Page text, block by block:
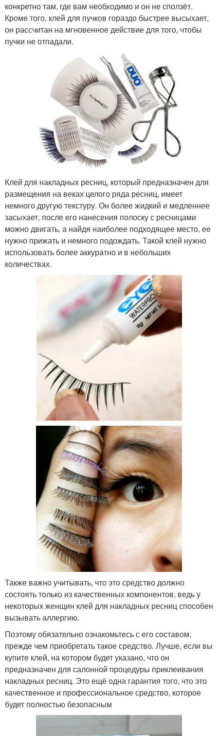
конкретно там, где вам необходимо и он не сползёт.
Кроме того, клей для пучков гораздо быстрее высыхает,
он рассчитан на мгновенное действие для того, чтобы
пучки не отпадали.
Клей для накладных ресниц, который предназначен для
размещения на веках целого ряда ресниц, имеет
немного другую текстуру. Он более жидкий и медленнее
засыхает, после его нанесения полоску с ресницами
можно двигать, а найдя наиболее подходящее место, ее
нужно прижать и немного подождать. Такой клей нужно
использовать более аккуратно и в небольших
количествах.
Также важно учитывать, что это средство должно
состоять только из качественных компонентов, ведь у
некоторых женщин клей для накладных ресниц способен
вызывать аллергию.
Поэтому обязательно ознакомьтесь с его составом,
прежде чем приобретать такое средство. Лучше, если вы
купите клей, на котором будет указано, что он
предназначен для салонной процедуры приклеивания
накладных ресниц. Это ещё одна гарантия того, что это
качественное и профессиональное средство, которое
будет полностью безопасным